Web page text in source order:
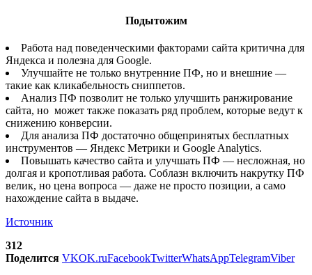
Подытожим
Работа над поведенческими факторами сайта критична для
Яндекса и полезна для Google.
Улучшайте не только внутренние ПФ, но и внешние —
такие как кликабельность сниппетов.
Анализ ПФ позволит не только улучшить ранжирование
сайта, но может также показать ряд проблем, которые ведут к
снижению конверсии.
Для анализа ПФ достаточно общепринятых бесплатных
инструментов — Яндекс Метрики и Google Analytics.
Повышать качество сайта и улучшать ПФ — несложная, но
долгая и кропотливая работа. Соблазн включить накрутку ПФ
велик, но цена вопроса — даже не просто позиции, а само
нахождение сайта в выдаче.
Источник
312
Поделится VKOK.ruFacebookTwitterWhatsAppTelegramViber